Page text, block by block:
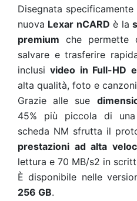
Disegnata specificamente
nuova Lexar nCARD è la
premium che permette
salvare e trasferire
inclusivideo in Full-HD
alta qualità, foto e
Grazie alle sue
45% più piccola di
scheda NM sfrutta il
prestazioni ad alta
lettura e 70 MB/s2 in
È disponibile nelle
256 GB.